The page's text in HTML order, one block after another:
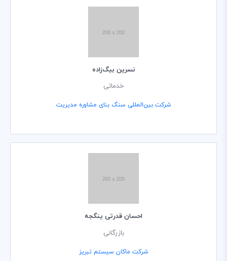
نسرین بیگ‌زاده
خدماتی
شرکت بین‌المللی سنگ بنای مشاوره مدیریت
احسان قدرتی ینگجه
بازرگانی
شرکت ماکان سیستم تبریز